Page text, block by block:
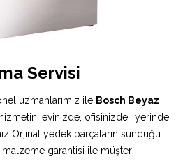
Servisi
uzmanlarımız ile Bosch Beyaz
hizmetini evinizde, ofisinizde.. yerinde
Orjinal yedek parçaların sunduğu
malzeme garantisi ile müşteri